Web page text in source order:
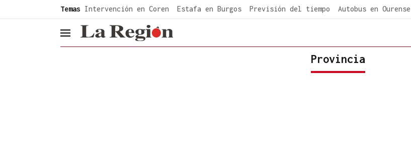
Temas Intervención en Coren Estafa en Burgos Previsión del tiempo Autobus en Ourense
header.menu.open
Provincia